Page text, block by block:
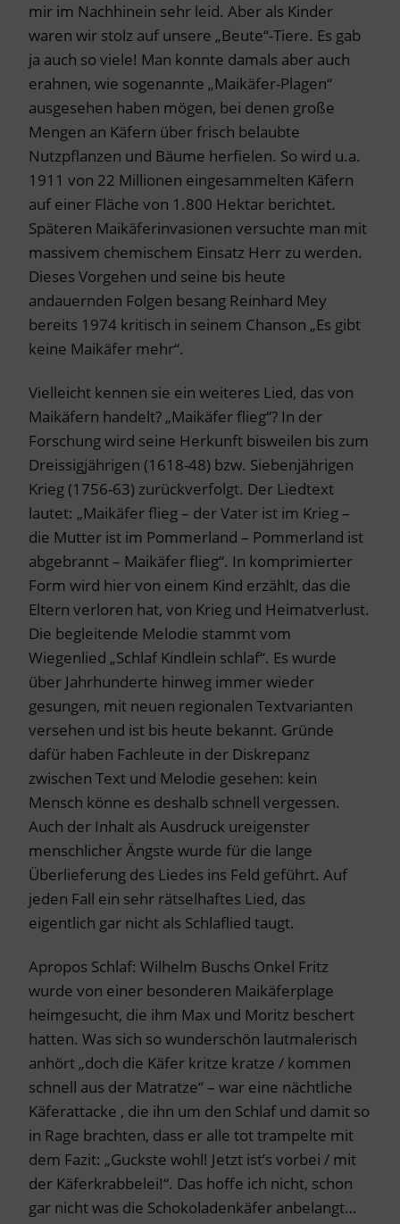
mir im Nachhinein sehr leid. Aber als Kinder
waren wir stolz auf unsere „Beute“-Tiere. Es gab
ja auch so viele! Man konnte damals aber auch
erahnen, wie sogenannte „Maikäfer-Plagen“
ausgesehen haben mögen, bei denen große
Mengen an Käfern über frisch belaubte
Nutzpflanzen und Bäume herfielen. So wird u.a.
1911 von 22 Millionen eingesammelten Käfern
auf einer Fläche von 1.800 Hektar berichtet.
Späteren Maikäferinvasionen versuchte man mit
massivem chemischem Einsatz Herr zu werden.
Dieses Vorgehen und seine bis heute
andauernden Folgen besang Reinhard Mey
bereits 1974 kritisch in seinem Chanson „Es gibt
keine Maikäfer mehr“.
Vielleicht kennen sie ein weiteres Lied, das von
Maikäfern handelt? „Maikäfer flieg“? In der
Forschung wird seine Herkunft bisweilen bis zum
Dreissigjährigen (1618-48) bzw. Siebenjährigen
Krieg (1756-63) zurückverfolgt. Der Liedtext
lautet: „Maikäfer flieg – der Vater ist im Krieg –
die Mutter ist im Pommerland – Pommerland ist
abgebrannt – Maikäfer flieg“. In komprimierter
Form wird hier von einem Kind erzählt, das die
Eltern verloren hat, von Krieg und Heimatverlust.
Die begleitende Melodie stammt vom
Wiegenlied „Schlaf Kindlein schlaf“. Es wurde
über Jahrhunderte hinweg immer wieder
gesungen, mit neuen regionalen Textvarianten
versehen und ist bis heute bekannt. Gründe
dafür haben Fachleute in der Diskrepanz
zwischen Text und Melodie gesehen: kein
Mensch könne es deshalb schnell vergessen.
Auch der Inhalt als Ausdruck ureigenster
menschlicher Ängste wurde für die lange
Überlieferung des Liedes ins Feld geführt. Auf
jeden Fall ein sehr rätselhaftes Lied, das
eigentlich gar nicht als Schlaflied taugt.
Apropos Schlaf: Wilhelm Buschs Onkel Fritz
wurde von einer besonderen Maikäferplage
heimgesucht, die ihm Max und Moritz beschert
hatten. Was sich so wunderschön lautmalerisch
anhört „doch die Käfer kritze kratze / kommen
schnell aus der Matratze“ – war eine nächtliche
Käferattacke , die ihn um den Schlaf und damit so
in Rage brachten, dass er alle tot trampelte mit
dem Fazit: „Guckste wohl! Jetzt ist’s vorbei / mit
der Käferkrabbelei!“. Das hoffe ich nicht, schon
gar nicht was die Schokoladenkäfer anbelangt…